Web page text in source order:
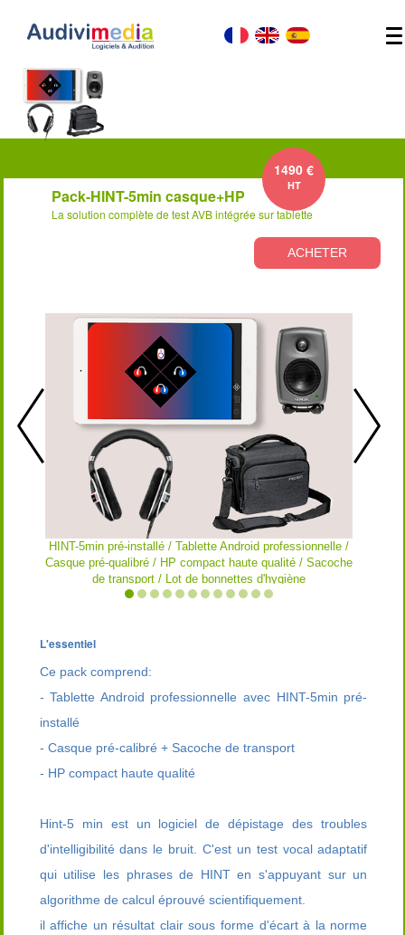
Pack-HINT-5min casque+HP
La solution complète de test AVB intégrée sur tablette
1490 €
HT
ACHETER
HINT-5min pré-installé / Tablette Android professionnelle /
Casque pré-qualibré / HP compact haute qualité / Sacoche
de transport / Lot de bonnettes d'hygiène
le haut-
L'essentiel
Ce pack comprend:
- Tablette Android professionnelle avec HINT-5min pré-
installé
- Casque pré-calibré + Sacoche de transport
- HP compact haute qualité
Hint-5 min est un logiciel de dépistage des troubles
d'intelligibilité dans le bruit. C'est un test vocal adaptatif
qui utilise les phrases de HINT en s'appuyant sur un
algorithme de calcul éprouvé scientifiquement.
il affiche un résultat clair sous forme d'écart à la norme